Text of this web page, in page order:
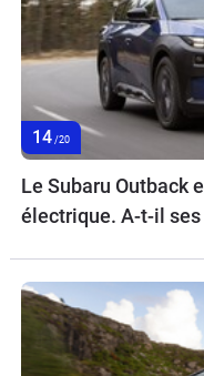
14 /20
Le Subaru Outback
électrique. A-t-il ses